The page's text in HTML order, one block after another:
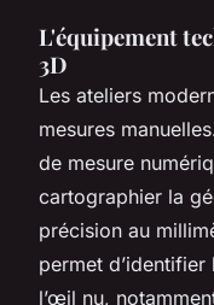
L'équipement
3D
Les ateliers
mesures
de mesure
cartographier la
précision au
permet
l’œil nu,